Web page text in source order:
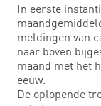
In eerste
meldingen van
naar boven
maand met het
eeuw.
De oplopende